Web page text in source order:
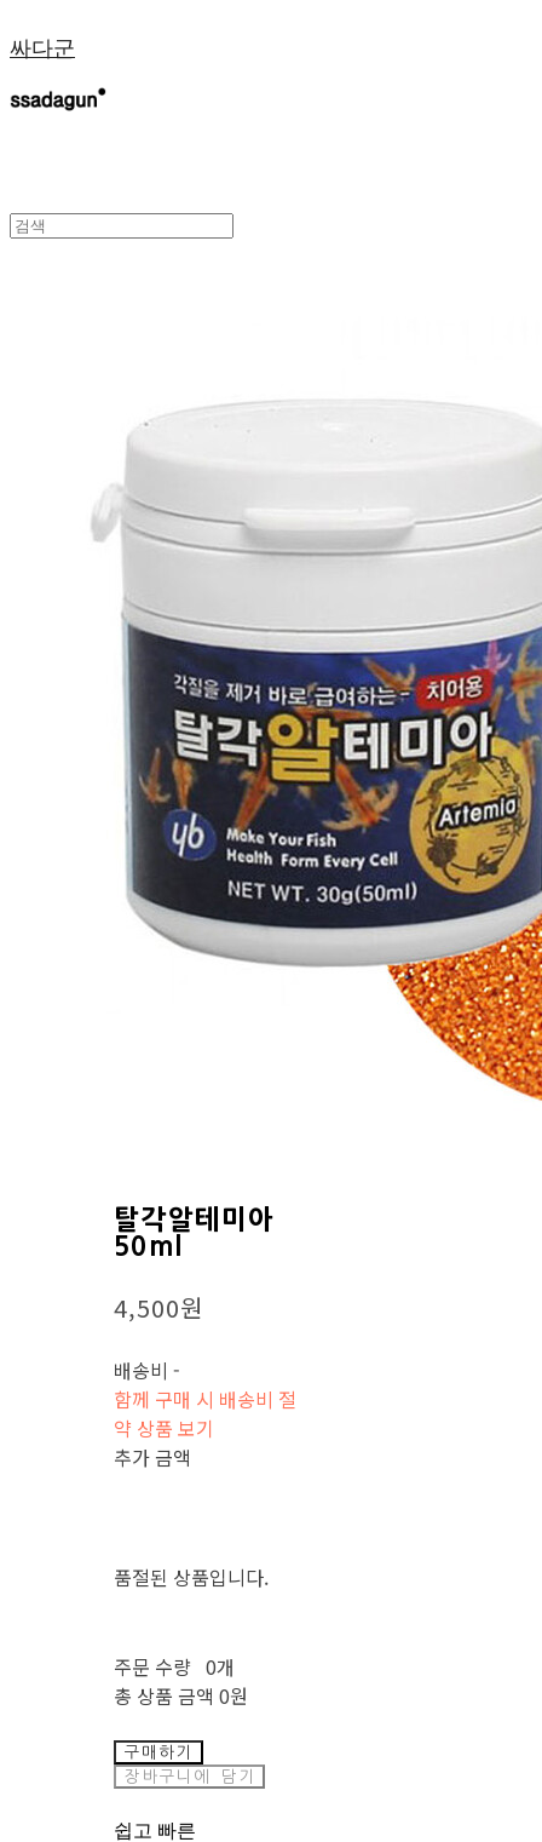
싸다군
탈각알테미아
50ml
4,500원
배송비-
함께 구매 시 배송비 절
약 상품 보기
추가 금액
품절된 상품입니다.
주문 수량 0개
총 상품 금액 0원
구매하기
장바구니에 담기
쉽고 빠른